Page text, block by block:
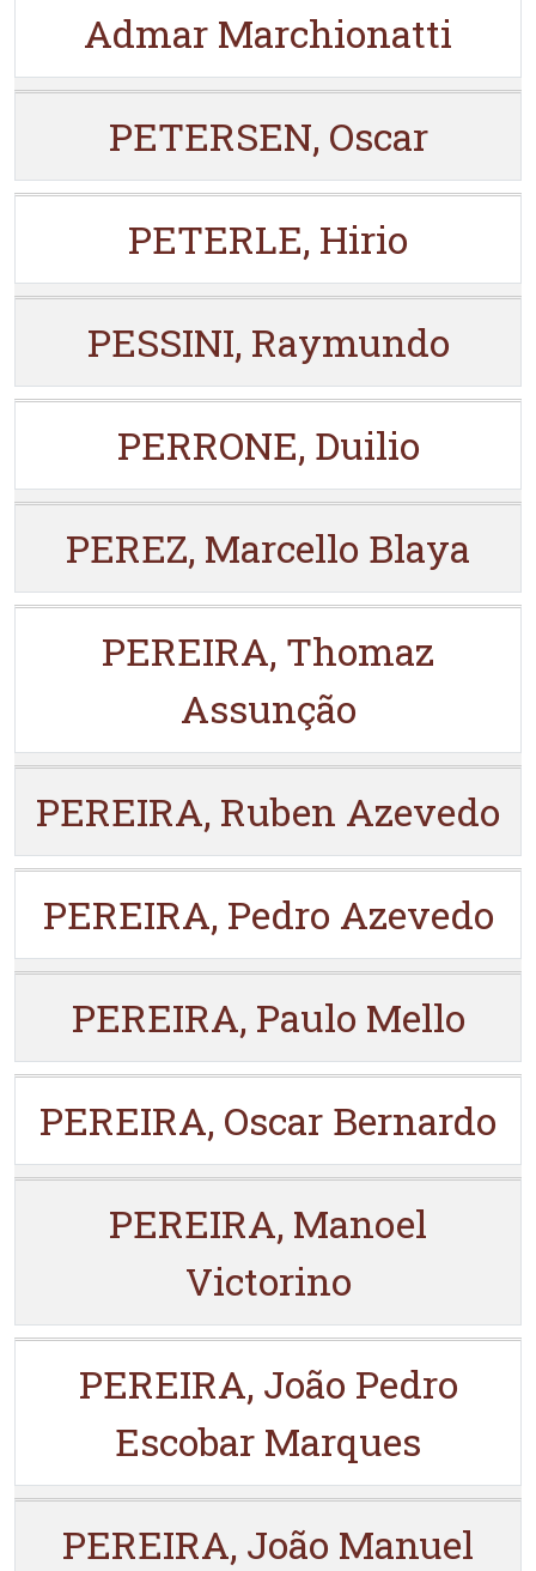
Admar Marchionatti
PETERSEN, Oscar
PETERLE, Hirio
PESSINI, Raymundo
PERRONE, Duilio
PEREZ, Marcello Blaya
PEREIRA, Thomaz
Assunção
PEREIRA, Ruben Azevedo
PEREIRA, Pedro Azevedo
PEREIRA, Paulo Mello
PEREIRA, Oscar Bernardo
PEREIRA, Manoel
Victorino
PEREIRA, João Pedro
Escobar Marques
PEREIRA, João Manuel